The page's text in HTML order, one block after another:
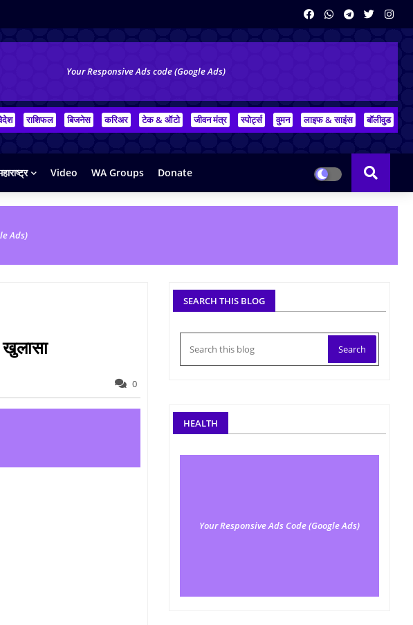
Your Responsive Ads code (Google Ads)
राशिफल बिजनेस करिअर टेक & ऑटो जीवन मंत्र स्पोर्ट्स वुमन लाइफ & साइंस बॉलीवुड
Video WA Groups Donate
Ads)
खुलासा
0
SEARCH THIS BLOG
HEALTH
Your Responsive Ads Code (Google Ads)